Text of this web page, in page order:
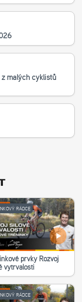
malých cyklistů
RÁDCE
prvky Rozvoj
vytrvalosti
RÁDCE